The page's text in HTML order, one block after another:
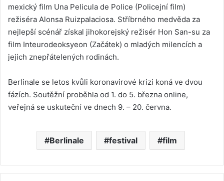
mexický film Una Pelicula de Police (Policejní film)
režiséra Alonsa Ruizpalaciosa. Stříbrného medvěda za
nejlepší scénář získal jihokorejský režisér Hon San-su za
film Inteurodeoksyeon (Začátek) o mladých milencích a
jejich znepřátelených rodinách.
Berlinale se letos kvůli koronavirové krizi koná ve dvou
fázích. Soutěžní proběhla od 1. do 5. března online,
veřejná se uskuteční ve dnech 9. – 20. června.
Berlinale festival film